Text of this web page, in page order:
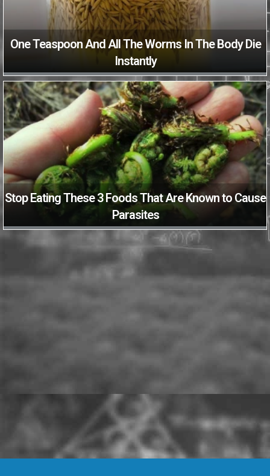
One Teaspoon And All The Worms In The Body Die
Instantly
Stop Eating These 3 Foods That Are Known to Cause
Parasites